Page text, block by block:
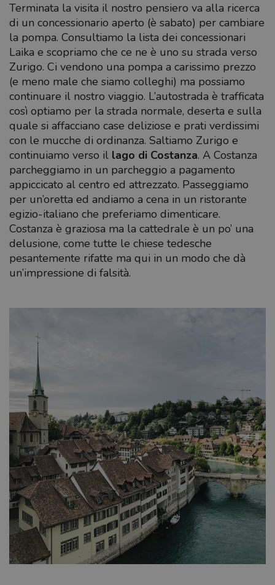
Terminata la visita il nostro pensiero va alla ricerca
di un concessionario aperto (è sabato) per cambiare
la pompa. Consultiamo la lista dei concessionari
Laika e scopriamo che ce ne è uno su strada verso
Zurigo. Ci vendono una pompa a carissimo prezzo
(e meno male che siamo colleghi) ma possiamo
continuare il nostro viaggio. L’autostrada è trafficata
così optiamo per la strada normale, deserta e sulla
quale si affacciano case deliziose e prati verdissimi
con le mucche di ordinanza. Saltiamo Zurigo e
continuiamo verso il lago di Costanza. A Costanza
parcheggiamo in un parcheggio a pagamento
appiccicato al centro ed attrezzato. Passeggiamo
per un’oretta ed andiamo a cena in un ristorante
egizio-italiano che preferiamo dimenticare.
Costanza è graziosa ma la cattedrale è un po’ una
delusione, come tutte le chiese tedesche
pesantemente rifatte ma qui in un modo che dà
un’impressione di falsità.